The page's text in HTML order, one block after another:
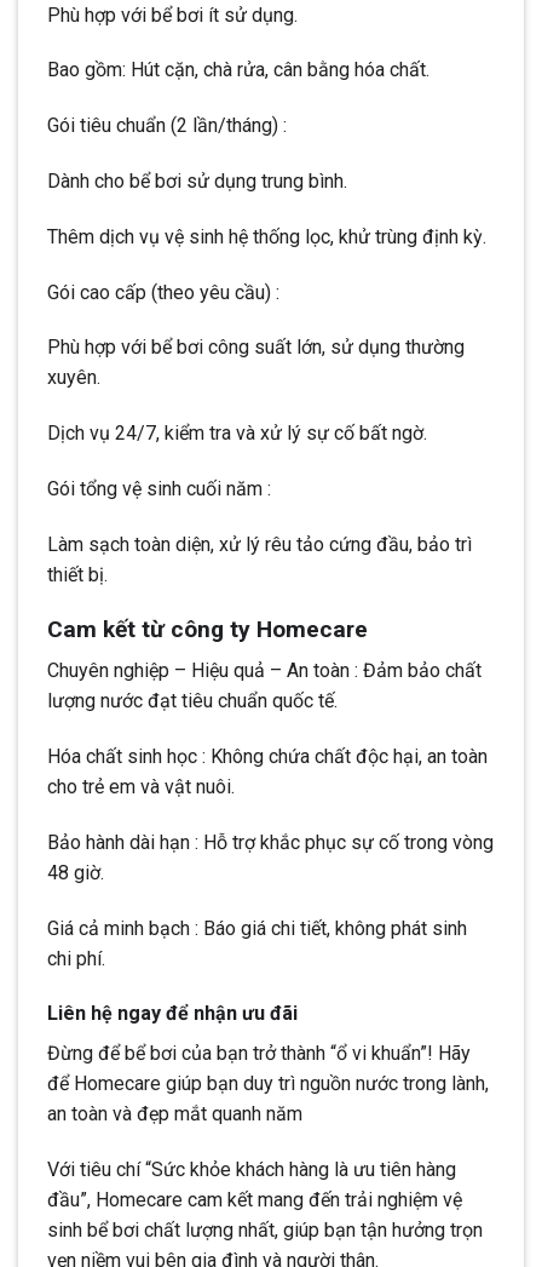
Phù hợp với bể bơi ít sử dụng.
Bao gồm: Hút cặn, chà rửa, cân bằng hóa chất.
Gói tiêu chuẩn (2 lần/tháng) :
Dành cho bể bơi sử dụng trung bình.
Thêm dịch vụ vệ sinh hệ thống lọc, khử trùng định kỳ.
Gói cao cấp (theo yêu cầu) :
Phù hợp với bể bơi công suất lớn, sử dụng thường
xuyên.
Dịch vụ 24/7, kiểm tra và xử lý sự cố bất ngờ.
Gói tổng vệ sinh cuối năm :
Làm sạch toàn diện, xử lý rêu tảo cứng đầu, bảo trì
thiết bị.
Cam kết từ công ty Homecare
Chuyên nghiệp – Hiệu quả – An toàn : Đảm bảo chất
lượng nước đạt tiêu chuẩn quốc tế.
Hóa chất sinh học : Không chứa chất độc hại, an toàn
cho trẻ em và vật nuôi.
Bảo hành dài hạn : Hỗ trợ khắc phục sự cố trong vòng
48 giờ.
Giá cả minh bạch : Báo giá chi tiết, không phát sinh
chi phí.
Liên hệ ngay để nhận ưu đãi
Đừng để bể bơi của bạn trở thành “ổ vi khuẩn”! Hãy
để Homecare giúp bạn duy trì nguồn nước trong lành,
an toàn và đẹp mắt quanh năm
Với tiêu chí “Sức khỏe khách hàng là ưu tiên hàng
đầu”, Homecare cam kết mang đến trải nghiệm vệ
sinh bể bơi chất lượng nhất, giúp bạn tận hưởng trọn
vẹn niềm vui bên gia đình và người thân.